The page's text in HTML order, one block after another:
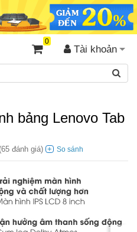
Tài khoản
0
bảng Lenovo Tab
65 đánh giá)